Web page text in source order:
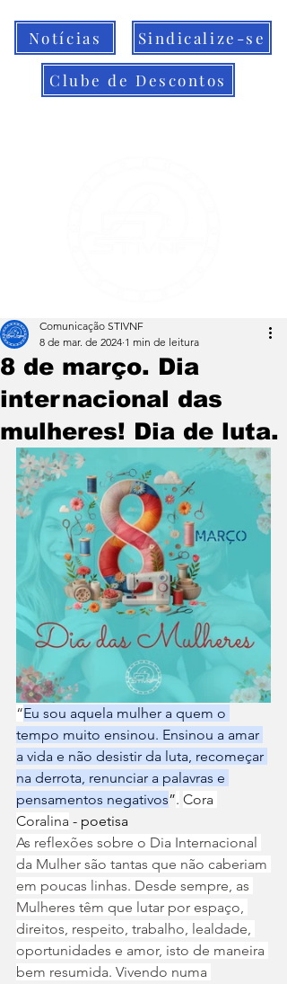
Notícias Sindicalize-se
Clube de Descontos
8 de março. Dia
internacional das
mulheres! Dia de luta.
Comunicação STIVNF
8 de mar. de 2024 1 min de leitura
“Eu sou aquela mulher a quem o
tempo muito ensinou. Ensinou a amar
a vida e não desistir da luta, recomeçar
na derrota, renunciar a palavras e
pensamentos negativos”. Cora
Coralina - poetisa
As reflexões sobre o Dia Internacional
da Mulher são tantas que não caberiam
em poucas linhas. Desde sempre, as
Mulheres têm que lutar por espaço,
direitos, respeito, trabalho, lealdade,
oportunidades e amor, isto de maneira
bem resumida. Vivendo numa